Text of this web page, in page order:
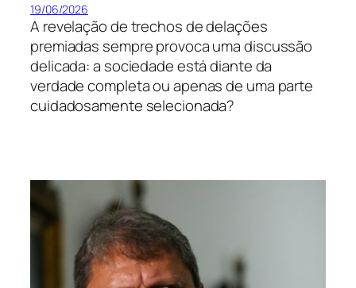
19/06/2026
A revelação de trechos de delações
premiadas sempre provoca uma discussão
delicada: a sociedade está diante da
verdade completa ou apenas de uma parte
cuidadosamente selecionada?